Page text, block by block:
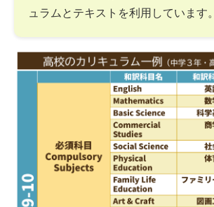
ュラムとテキストを利用しています。